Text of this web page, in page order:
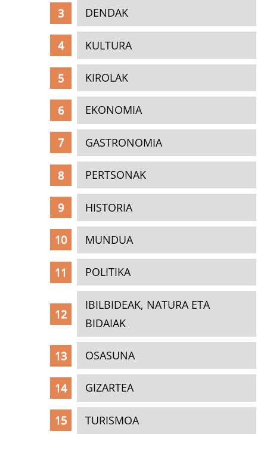
DENDAK
KULTURA
KIROLAK
EKONOMIA
GASTRONOMIA
PERTSONAK
HISTORIA
MUNDUA
POLITIKA
IBILBIDEAK, NATURA ETA
BIDAIAK
OSASUNA
GIZARTEA
TURISMOA